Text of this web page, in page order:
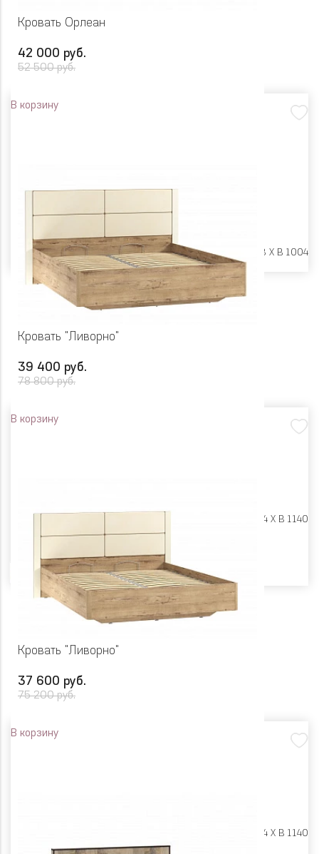
Кровать Орлеан
42 000 руб.
52 500 руб.
В корзину
Размеры: Ш 1750 X Г 2068 X В 1004
Кровать "Ливорно"
39 400 руб.
78 800 руб.
В корзину
Ш 2006 X Г 2054 X В 1140
Кровать "Ливорно"
37 600 руб.
75 200 руб.
В корзину
Ш 1806 X Г 2054 X В 1140